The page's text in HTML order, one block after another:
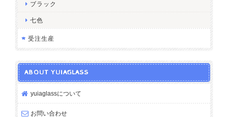
ブラック
七色
受注生産
ABOUT YUIAGLASS
yuiaglassについて
お問い合わせ